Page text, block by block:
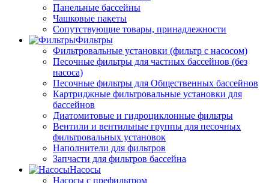
Панельные бассейны
Чашковые пакеты
Сопутствующие товары, принадлежности
Фильтры
Фильтровальные установки (фильтр с насосом)
Песочные фильтры для частных бассейнов (без
насоса)
Песочные фильтры для Общественных бассейнов
Картриджные фильтровальные установки для
бассейнов
Диатомитовые и гидроциклонные фильтры
Вентили и вентильные группы для песочных
фильтровальных установок
Наполнители для фильтров
Запчасти для фильтров бассейна
Насосы
Насосы с префильтром